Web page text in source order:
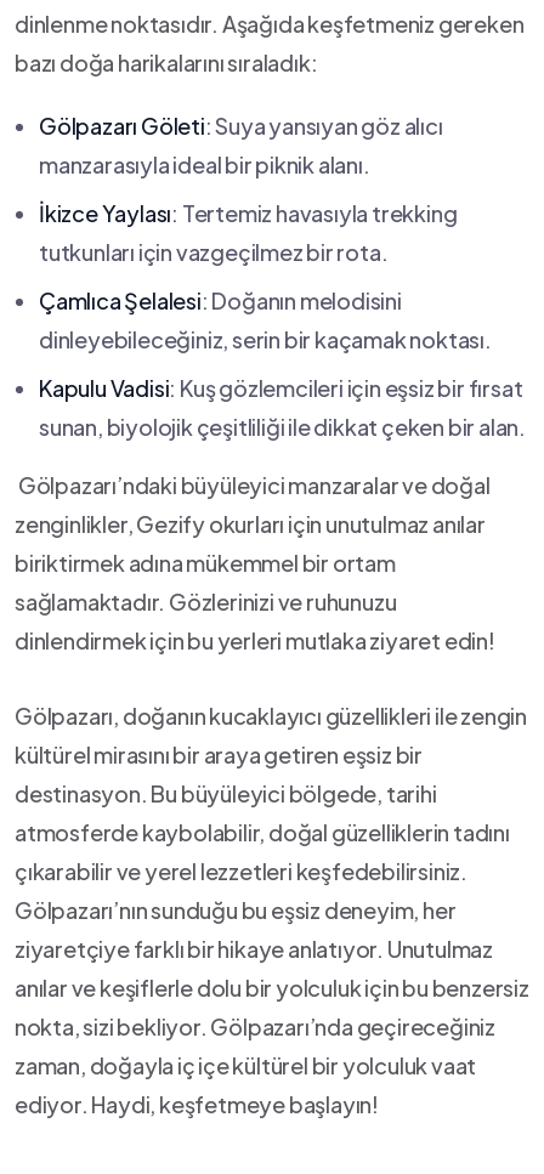
dinlenme ‍noktasıdır. Aşağıda keşfetmeniz gereken
bazı doğa harikalarını sıraladık:
Gölpazarı‍ Göleti:⁣ Suya yansıyan göz alıcı
manzarasıyla ideal bir ⁤piknik alanı.
İkizce Yaylası: Tertemiz havasıyla trekking
tutkunları için ‍vazgeçilmez bir ⁣rota.
Çamlıca Şelalesi: Doğanın melodisini
dinleyebileceğiniz, serin bir kaçamak noktası.
Kapulu Vadisi: Kuş gözlemcileri için eşsiz bir fırsat
sunan, biyolojik çeşitliliği ile dikkat çeken bir alan.
‍ Gölpazarı’ndaki büyüleyici manzaralar ve doğal
zenginlikler, Gezify okurları için unutulmaz anılar
biriktirmek adına mükemmel bir ortam
sağlamaktadır. Gözlerinizi ve ruhunuzu
dinlendirmek için ⁤bu yerleri mutlaka ziyaret edin!
Gölpazarı, doğanın⁣ kucaklayıcı güzellikleri ile zengin
kültürel mirasını‌ bir araya getiren eşsiz bir
destinasyon. Bu büyüleyici bölgede,‌ tarihi
atmosferde kaybolabilir, doğal güzelliklerin‌ tadını
çıkarabilir ve yerel lezzetleri keşfedebilirsiniz.
Gölpazarı’nın sunduğu bu eşsiz deneyim, her
ziyaretçiye farklı bir hikaye anlatıyor. Unutulmaz
anılar ve keşiflerle dolu bir yolculuk için bu benzersiz
⁤nokta, sizi ​bekliyor. Gölpazarı’nda geçireceğiniz
zaman, doğayla ⁣iç içe ​kültürel ​bir yolculuk vaat
ediyor. Haydi, keşfetmeye başlayın!